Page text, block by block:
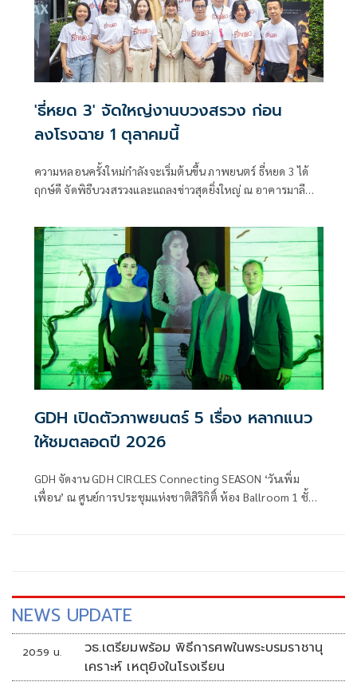
'ธี่หยด 3' จัดใหญ่งานบวงสรวง ก่อน
ลงโรงฉาย 1 ตุลาคมนี้
ความหลอนครั้งใหม่กำลังจะเริ่มต้นขึ้น ภาพยนตร์ ธี่หยด 3 ได้
ฤกษ์ดี จัดพิธีบวงสรวงและแถลงข่าวสุดยิ่งใหญ่ ณ อาคารมาลี
มาลีนนท์ ผู้ช่วยประธานเจ้าหน้าที่ปฏิบัติการกลุ่ม บมจ.บีอีซี
เวิลด์, สุรเชษฐ์ อัศวเรืองอนันต์ ประธานเจ้าหน้าที่บริหาร M
Studio , ปิ่นกมล มาลีนนท์ ผู้ช่วยประธานเจ้าหน้าที่ปฏิบัติ
การกลุ่ม บมจ.บีอีซี เวิลด์
GDH เปิดตัวภาพยนตร์ 5 เรื่อง หลากแนว
ให้ชมตลอดปี 2026
GDH จัดงาน GDH CIRCLES Connecting SEASON ‘วันเพิ่ม
เพื่อน’ ณ ศูนย์การประชุมแห่งชาติสิริกิติ์ ห้อง Ballroom 1 ชั้น
NEWS UPDATE
20:59 น.
วธ.เตรียมพร้อม พิธีการศพในพระบรมราชานุ
เคราะห์ เหตุยิงในโรงเรียน